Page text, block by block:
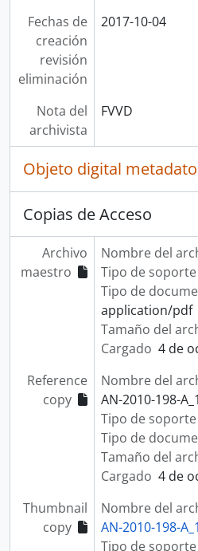
Fechas de
creación
revisión
eliminación
2017-10-04
Nota del
archivista
FVVD
Objeto digital
Copias de Acceso
Archivo
maestro
Nombre del
Tipo de soporte
Tipo de
application/pdf
Tamaño del
Cargado 4 de
Reference
copy
Nombre del
AN-2010-198-
Tipo de soporte
Tipo de
Tamaño del
Cargado 4 de
Thumbnail
copy
Nombre del
AN-2010-198-
Tipo de soporte